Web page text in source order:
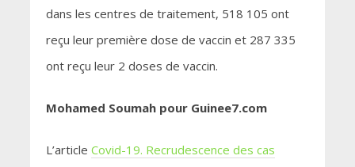
dans les centres de traitement, 518 105 ont
reçu leur première dose de vaccin et 287 335
ont reçu leur 2 doses de vaccin.
Mohamed Soumah pour Guinee7.com
L’article Covid-19. Recrudescence des cas